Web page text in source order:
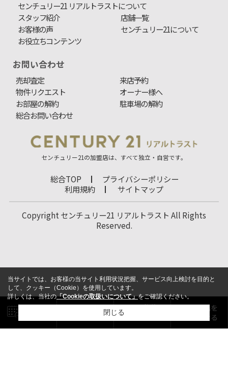
センチュリー21 リアルトラストについて
スタッフ紹介
店舗一覧
お客様の声
センチュリー21について
お役立ちコンテンツ
お問い合わせ
売却査定
来店予約
物件リクエスト
オーナー様へ
お部屋の解約
駐車場の解約
総合お問い合わせ
センチュリー21の加盟店は、すべて独立・自営です。
総合TOP
プライバシーポリシー
利用規約
サイトマップ
Copyright センチュリー21 リアルトラスト All Rights
Reserved.
当サイトでは、お客様の当サイト利用状況把握、サービス向上検討を目的と
して、クッキー（Cookie）を使用しています。
詳しくは、当社の「Cookieの取扱いについて」をご確認ください。
閉じる